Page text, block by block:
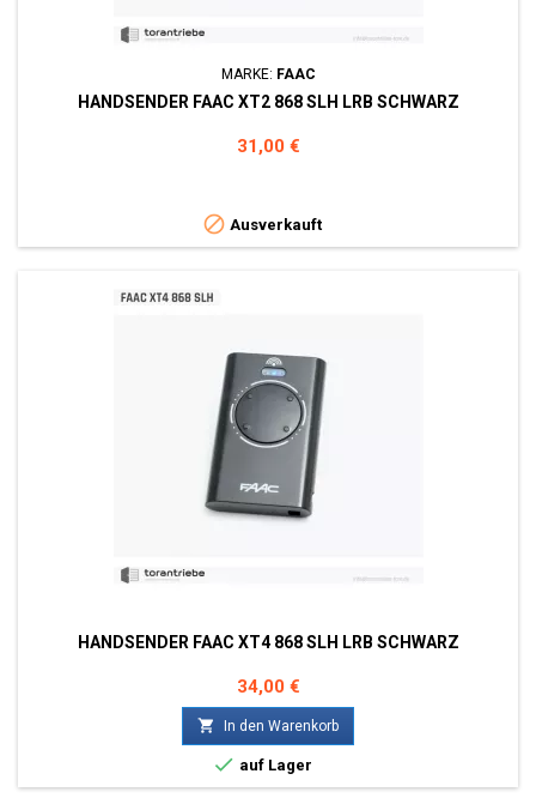
MARKE: FAAC
HANDSENDER FAAC XT2 868 SLH LRB SCHWARZ
Preis
31,00 €
 Ausverkauft
HANDSENDER FAAC XT4 868 SLH LRB SCHWARZ
Preis
34,00 €
 In den Warenkorb
 auf Lager